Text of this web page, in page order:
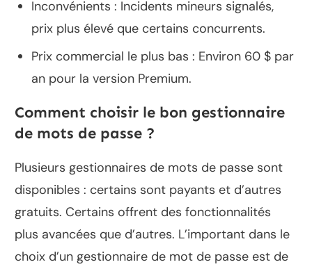
Inconvénients : Incidents mineurs signalés,
prix plus élevé que certains concurrents.
Prix commercial le plus bas : Environ 60 $ par
an pour la version Premium.
Comment choisir le bon gestionnaire
de mots de passe ?
Plusieurs gestionnaires de mots de passe sont
disponibles : certains sont payants et d’autres
gratuits. Certains offrent des fonctionnalités
plus avancées que d’autres. L’important dans le
choix d’un gestionnaire de mot de passe est de